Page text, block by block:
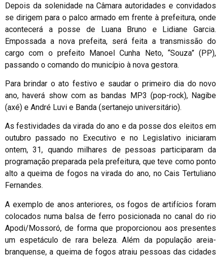
Depois da solenidade na Câmara autoridades e convidados
se dirigem para o palco armado em frente à prefeitura, onde
acontecerá a posse de Luana Bruno e Lidiane Garcia.
Empossada a nova prefeita, será feita a transmissão do
cargo com o prefeito Manoel Cunha Neto, “Souza” (PP),
passando o comando do município à nova gestora.
Para brindar o ato festivo e saudar o primeiro dia do novo
ano, haverá show com as bandas MP3 (pop-rock), Nagibe
(axé) e André Luvi e Banda (sertanejo universitário).
As festividades da virada do ano e da posse dos eleitos em
outubro passado no Executivo e no Legislativo iniciaram
ontem, 31, quando milhares de pessoas participaram da
programação preparada pela prefeitura, que teve como ponto
alto a queima de fogos na virada do ano, no Cais Tertuliano
Fernandes.
A exemplo de anos anteriores, os fogos de artifícios foram
colocados numa balsa de ferro posicionada no canal do rio
Apodi/Mossoró, de forma que proporcionou aos presentes
um espetáculo de rara beleza. Além da população areia-
branquense, a queima de fogos atraiu pessoas das cidades